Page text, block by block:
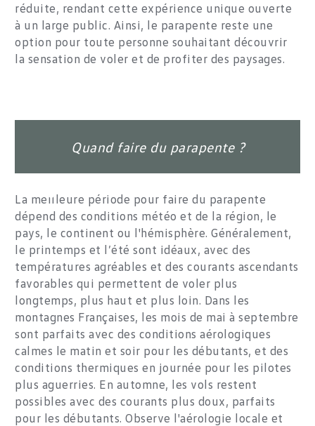
réduite, rendant cette expérience unique ouverte
à un large public. Ainsi, le parapente reste une
option pour toute personne souhaitant découvrir
la sensation de voler et de profiter des paysages.
Quand faire du parapente ?
La meilleure période pour faire du parapente
dépend des conditions météo et de la région, le
pays, le continent ou l'hémisphère. Généralement,
le printemps et l’été sont idéaux, avec des
températures agréables et des courants ascendants
favorables qui permettent de voler plus
longtemps, plus haut et plus loin. Dans les
montagnes Françaises, les mois de mai à septembre
sont parfaits avec des conditions aérologiques
calmes le matin et soir pour les débutants, et des
conditions thermiques en journée pour les pilotes
plus aguerries. En automne, les vols restent
possibles avec des courants plus doux, parfaits
pour les débutants. Observe l'aérologie locale et